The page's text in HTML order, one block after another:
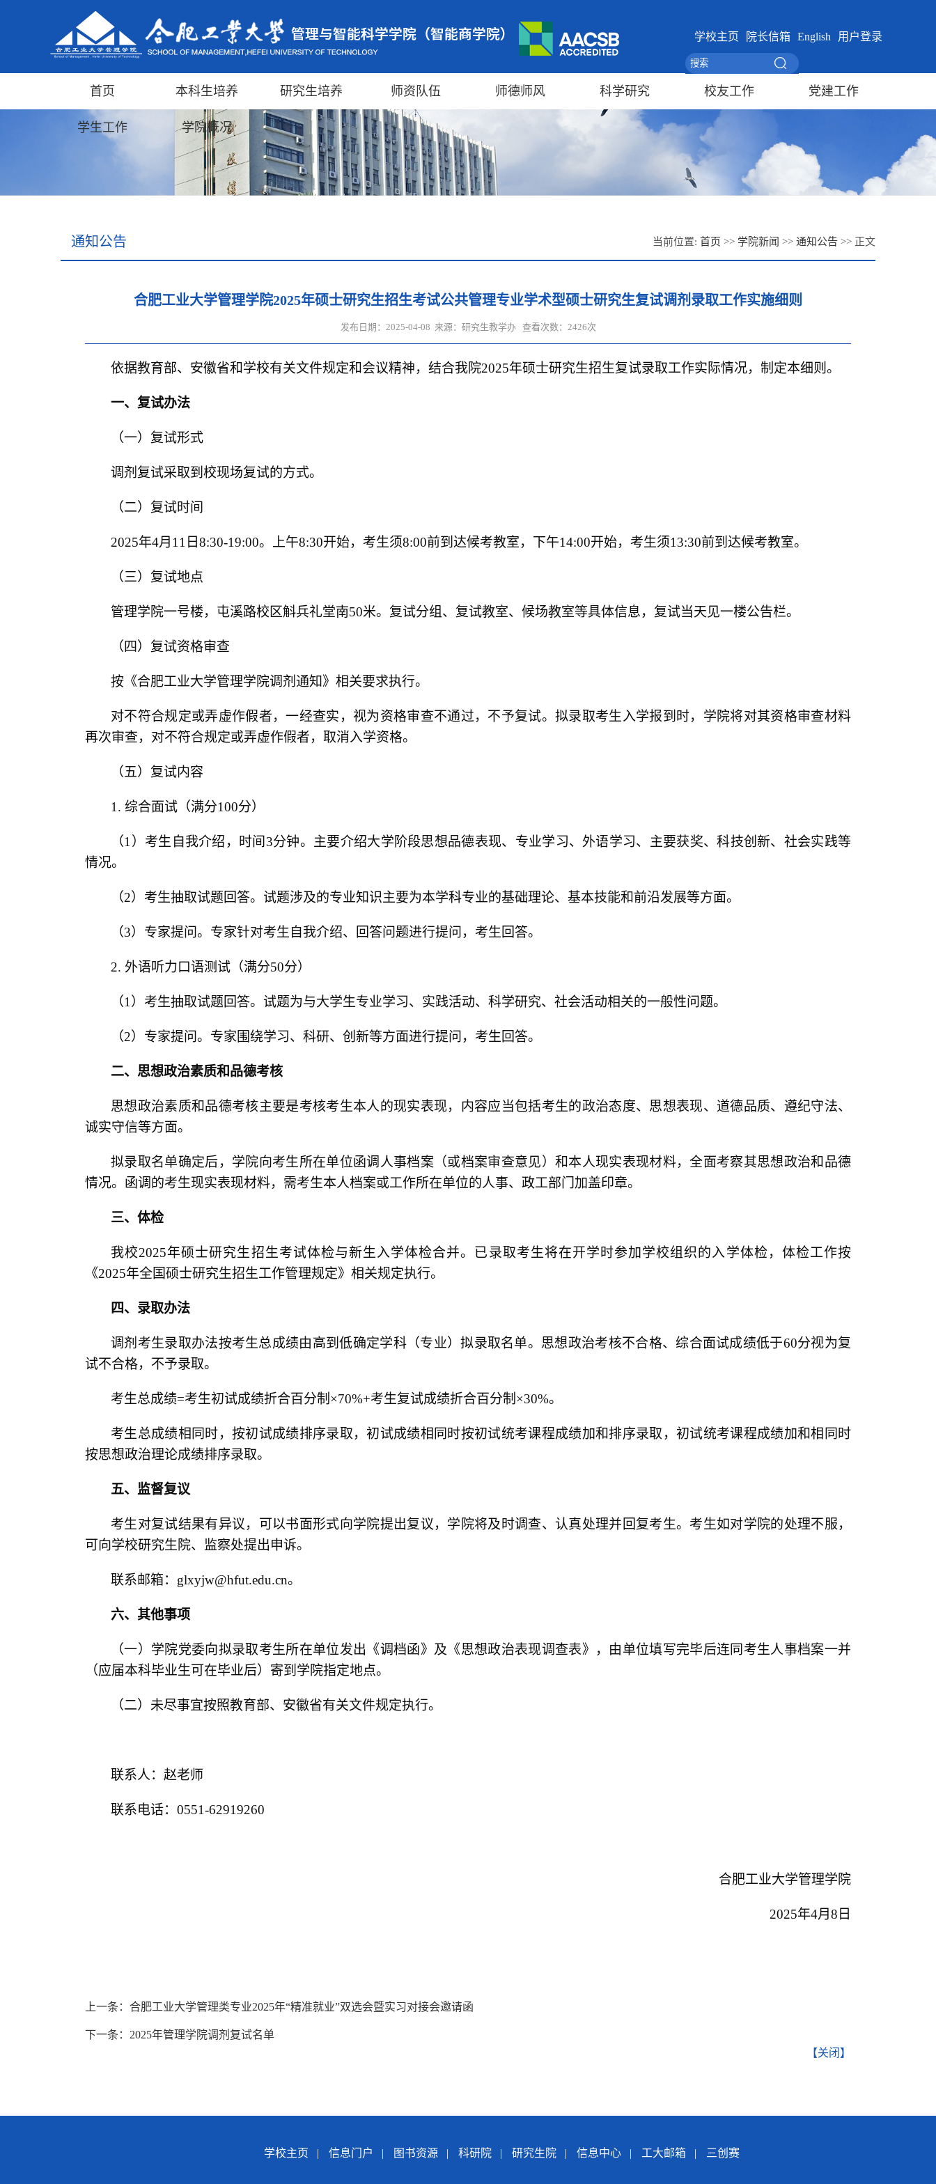
学校主页 院长信箱 English 用户登录
首页 本科生培养 研究生培养 师资队伍 师德师风 科学研究 校友工作 党建工作
学生工作 学院概况
通知公告 当前位置: 首页 >> 学院新闻 >> 通知公告 >> 正文
合肥工业大学管理学院2025年硕士研究生招生考试公共管理专业学术型硕士研究生复试调剂录取工作实施细则
发布日期：2025-04-08 来源：研究生教学办 查看次数： 2426次
依据教育部、安徽省和学校有关文件规定和会议精神，结合我院2025年硕士研究生招生复试录取工作实际情况，制定本细则。
一、复试办法
（一）复试形式
调剂复试采取到校现场复试的方式。
（二）复试时间
2025年4月 11 日8:30-19:00。上午8:30开始，考生须8:00前到达候考教室，下午14:00开始，考生须13:30前到达候考教室。
（三）复试地点
管理学院一号楼，屯溪路校区斛兵礼堂南50米。复试分组、复试教室、候场教室等具体信息，复试当天见一楼公告栏。
（四）复试资格审查
按《合肥工业大学管理学院调剂通知》相关要求执行。
对不符合规定或弄虚作假者，一经查实，视为资格审查不通过，不予复试。拟录取考生入学报到时，学院将对其资格审查材料
再次审查，对不符合规定或弄虚作假者，取消入学资格。
（五）复试内容
1. 综合面试（满分100分）
（1 ）考生自我介绍，时间 3分钟。主要介绍大学阶段思想品德表现、专业学习、外语学习、主要获奖、科技创新、社会实践等
情况。
（2）考生抽取试题回答。试题涉及的专业知识主要为本学科专业的基础理论、基本技能和前沿发展等方面。
（3）专家提问。专家针对考生自我介绍、回答问题进行提问，考生回答。
2. 外语听力口语测试（满分50分）
（1 ）考生抽取试题回答。试题为与大学生专业学习、实践活动、科学研究、社会活动相关的一般性问题。
（2）专家提问。专家围绕学习、科研、创新等方面进行提问，考生回答。
二、思想政治素质和品德考核
思想政治素质和品德考核主要是考核考生本人的现实表现，内容应当包括考生的政治态度、思想表现、道德品质、遵纪守法、
诚实守信等方面。
拟录取名单确定后，学院向考生所在单位函调人事档案（或档案审查意见）和本人现实表现材料，全面考察其思想政治和品德
情况。函调的考生现实表现材料，需考生本人档案或工作所在单位的人事、政工部门加盖印章。
三、体检
我校2025年硕士研究生招生考试体检与新生入学体检合并。已录取考生将在开学时参加学校组织的入学体检，体检工作按
《2025年全国硕士研究生招生工作管理规定》相关规定执行。
四、录取办法
调剂考生录取办法按考生总成绩由高到低确定学科（专业）拟录取名单。思想政治考核不合格、综合面试成绩低于60分视为复
试不合格，不予录取。
考生总成绩=考生初试成绩折合百分制×70%+考生复试成绩折合百分制×30%。
考生总成绩相同时，按初试成绩排序录取，初试成绩相同时按初试统考课程成绩加和排序录取，初试统考课程成绩加和相同时
按思想政治理论成绩排序录取。
五、监督复议
考生对复试结果有异议，可以书面形式向学院提出复议，学院将及时调查、认真处理并回复考生。考生如对学院的处理不服，
可向学校研究生院、监察处提出申诉。
联系邮箱： glxyjw@hfut.edu.cn。
六、其他事项
（一）学院党委向拟录取考生所在单位发出《调档函》及《思想政治表现调查表》，由单位填写完毕后连同考生人事档案一并
（应届本科毕业生可在毕业后）寄到学院指定地点。
（二）未尽事宜按照教育部、安徽省有关文件规定执行。
联系人：赵老师
联系电话： 0551-62919260
合肥工业大学管理学院
2025年4月 8 日
上一条：合肥工业大学管理类专业2025年“精准就业”双选会暨实习对接会邀请函
下一条：2025年管理学院调剂复试名单
【关闭】
学校主页 | 信息门户 | 图书资源 | 科研院 | 研究生院 | 信息中心 | 工大邮箱 | 三创赛